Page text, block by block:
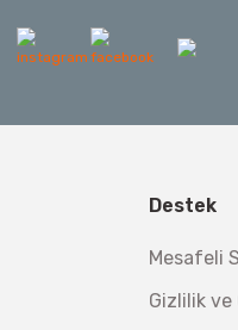
12 kVA
Destek
Mesafeli
Gizlilik ve